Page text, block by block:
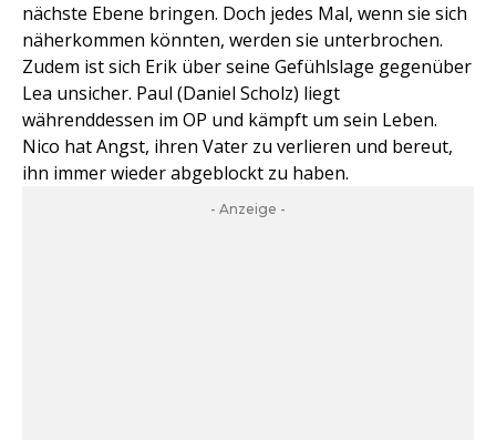
nächste Ebene bringen. Doch jedes Mal, wenn sie sich
näherkommen könnten, werden sie unterbrochen.
Zudem ist sich Erik über seine Gefühlslage gegenüber
Lea unsicher. Paul (Daniel Scholz) liegt
währenddessen im OP und kämpft um sein Leben.
Nico hat Angst, ihren Vater zu verlieren und bereut,
ihn immer wieder abgeblockt zu haben.
- Anzeige -